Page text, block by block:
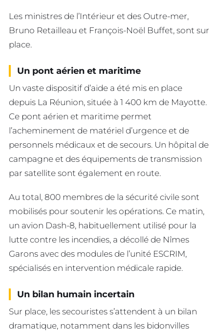
Les ministres de l’Intérieur et des Outre-mer,
Bruno Retailleau et François-Noël Buffet, sont sur
place.
Un pont aérien et maritime
Un vaste dispositif d’aide a été mis en place
depuis La Réunion, située à 1 400 km de Mayotte.
Ce pont aérien et maritime permet
l’acheminement de matériel d’urgence et de
personnels médicaux et de secours. Un hôpital de
campagne et des équipements de transmission
par satellite sont également en route.
Au total, 800 membres de la sécurité civile sont
mobilisés pour soutenir les opérations. Ce matin,
un avion Dash-8, habituellement utilisé pour la
lutte contre les incendies, a décollé de Nîmes
Garons avec des modules de l’unité ESCRIM,
spécialisés en intervention médicale rapide.
Un bilan humain incertain
Sur place, les secouristes s’attendent à un bilan
dramatique, notamment dans les bidonvilles